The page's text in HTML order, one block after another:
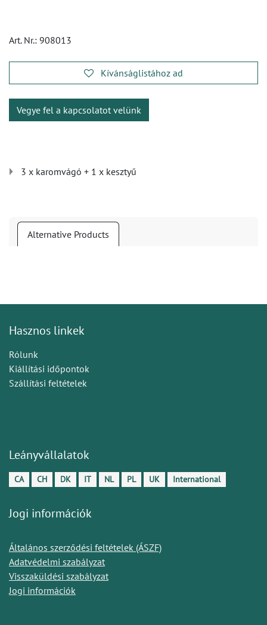
Art. Nr.: 908013
Kívánságlistához ad
Vegye fel a kapcsolatot velünk
3 x karomvágó + 1 x kesztyű
Alternative Products
Hasznos linkek
Rólunk
Kiállítási időpontok
Szállítási feltételek
Leányvállalatok
CA CH DK IT NL PL UK International
Jogi információk
Általános szerződési feltételek (ÁSZF)
Adatvédelmi szabályzat
Visszaküldési szabályzat
Jogi információk